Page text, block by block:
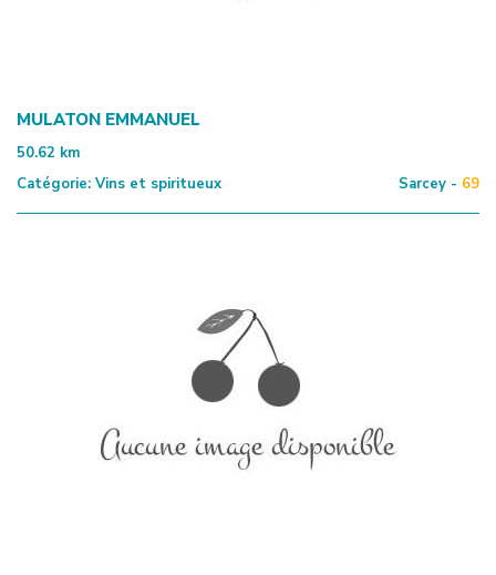
MULATON EMMANUEL
50.62 km
Catégorie: Vins et spiritueux Sarcey - 69